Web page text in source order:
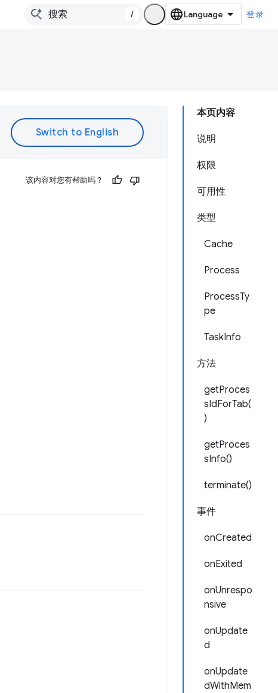
/ 登录
本页内容
说明
权限
可用性
类型
Cache
Process
ProcessTy
pe
TaskInfo
方法
getProces
sIdForTab(
)
getProces
sInfo()
terminate()
事件
onCreated
onExited
onUnrespo
nsive
onUpdate
d
onUpdate
dWithMem
该内容对您有帮助吗？